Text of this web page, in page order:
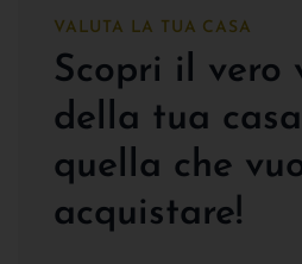
VALUTA LA TUA CASA
Scopri il vero
della tua
quella che
acquistare!